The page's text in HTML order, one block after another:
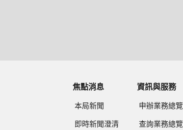
焦點消息
本局新聞
即時新聞澄清
資訊與服務
申辦業務總覽
查詢業務總覽